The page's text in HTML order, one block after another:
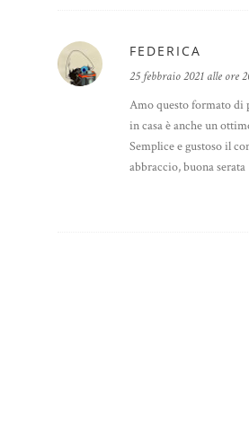
FEDERICA
25 febbraio 2021 alle ore
Amo questo formato di
in casa è anche un
Semplice e gustoso il
abbraccio, buona serata